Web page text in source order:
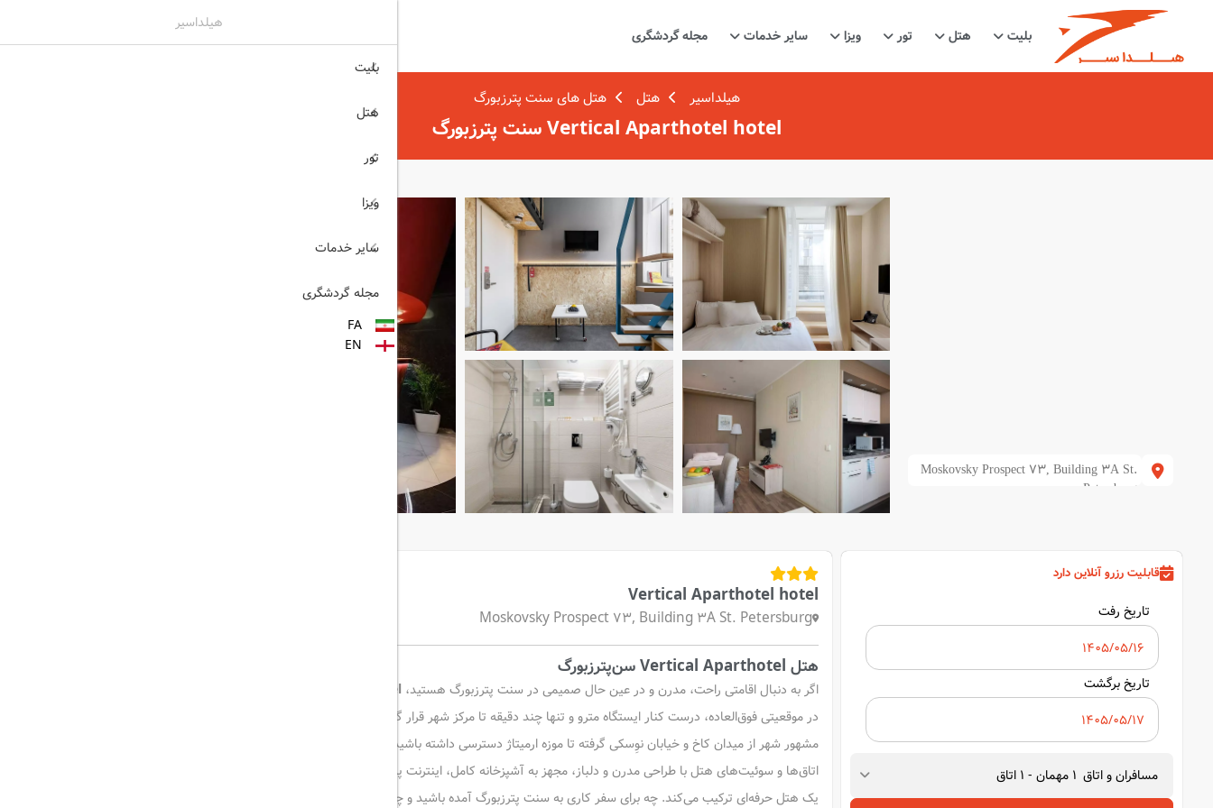
بلیت هتل تور ویزا سایر خدمات مجله گردشگری ۰۲۱۷۷۶۵۵۹۶۰
هیلداسیر هتل هتل های سنت پترزبورگ
Vertical Aparthotel hotel سنت پترزبورگ
Moskovsky Prospect 73, Building 3A St.
Petersburg
قابلیت رزرو آنلاین دارد
تاریخ رفت
تاریخ برگشت
مسافران و اتاق 1 مهمان -
1 اتاق
Vertical Aparthotel hotel
Moskovsky Prospect 73, Building 3A St. Petersburg
هتل Vertical Aparthotel سن‌پترزبورگ
اگر به دنبال اقامتی راحت، مدرن و در عین حال صمیمی در سنت پترزبورگ هستید، Vertical Aparthotel
در موقعیتی فوق‌العاده، درست کنار ایستگاه مترو و تنها چند دقیقه تا مرکز شهر قرار گرفته و به شما این امکان را می‌دهد که خیلی راحت به تمام دیدنی‌های
مشهور شهر از میدان کاخ و خیابان نوِسکی گرفته تا موزه ارمیتاژ دسترسی داشته باشید.
اتاق‌ها و سوئیت‌های هتل با طراحی مدرن و دلباز، مجهز به آشپزخانه کامل، اینترنت پرسرعت و همه امکانات رفاهی هستند؛ جایی که حس خانه را با خدمات
هیلداسیر
بلیت
هتل
تور
ویزا
سایر خدمات
مجله گردشگری
FA
EN